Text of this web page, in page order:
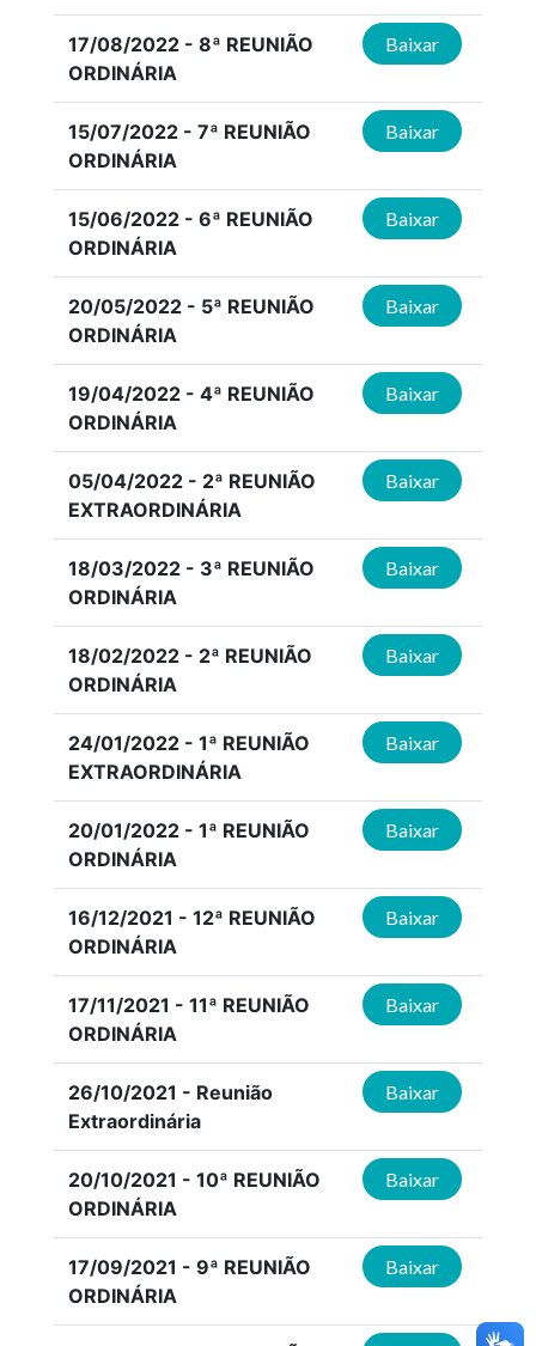
17/08/2022 - 8ª REUNIÃO
ORDINÁRIA
Baixar
15/07/2022 - 7ª REUNIÃO
ORDINÁRIA
Baixar
15/06/2022 - 6ª REUNIÃO
ORDINÁRIA
Baixar
20/05/2022 - 5ª REUNIÃO
ORDINÁRIA
Baixar
19/04/2022 - 4ª REUNIÃO
ORDINÁRIA
Baixar
05/04/2022 - 2ª REUNIÃO
EXTRAORDINÁRIA
Baixar
18/03/2022 - 3ª REUNIÃO
ORDINÁRIA
Baixar
18/02/2022 - 2ª REUNIÃO
ORDINÁRIA
Baixar
24/01/2022 - 1ª REUNIÃO
EXTRAORDINÁRIA
Baixar
20/01/2022 - 1ª REUNIÃO
ORDINÁRIA
Baixar
16/12/2021 - 12ª REUNIÃO
ORDINÁRIA
Baixar
17/11/2021 - 11ª REUNIÃO
ORDINÁRIA
Baixar
26/10/2021 - Reunião
Extraordinária
Baixar
20/10/2021 - 10ª REUNIÃO
ORDINÁRIA
Baixar
17/09/2021 - 9ª REUNIÃO
ORDINÁRIA
Baixar